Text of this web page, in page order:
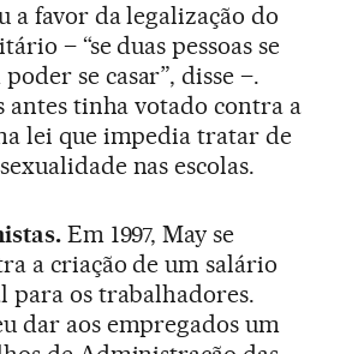
a favor da legalização do
– “se duas pessoas se
se casar”, disse –.
antes tinha votado contra a
lei que impedia tratar de
nas escolas.
Em 1997, May se
a criação de um salário
os trabalhadores.
dar aos empregados um